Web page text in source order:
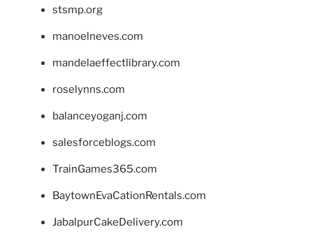
stsmp.org
manoelneves.com
mandelaeffectlibrary.com
roselynns.com
balanceyoganj.com
salesforceblogs.com
TrainGames365.com
BaytownEvaCationRentals.com
JabalpurCakeDelivery.com